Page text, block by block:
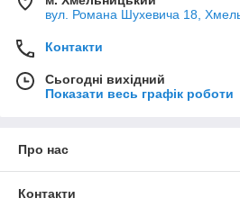
вул. Романа Шухевича 18,
Контакти
Сьогодні вихідний
Показати весь графік роботи
Про нас
Контакти